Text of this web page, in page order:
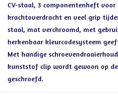
CV-staal, 3 componentenheft
krachtoverdracht en veel grip
staal, mat verchroomd, met
herkenbaar kleurcodesysteem
Met handige
kunststof clip wordt gewoon op
geschroefd.